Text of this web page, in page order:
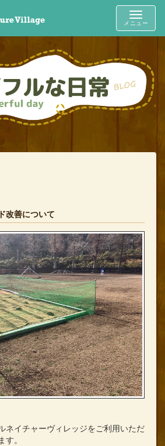
Toggle
メニュー
改善について
ネイチャーヴィレッジをご利用いただ
。